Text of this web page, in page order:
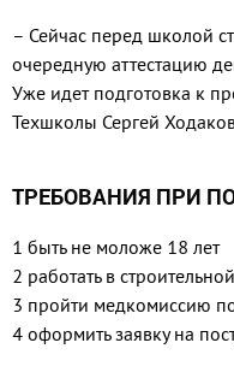
– Сейчас перед школой
очередную аттестацию
Уже идет подготов­ка к
Техшколы Сергей
ТРЕБОВАНИЯ ПРИ
1 быть не моложе 18 лет
2 работать в
3 пройти медкомиссию
4 оформить заявку на